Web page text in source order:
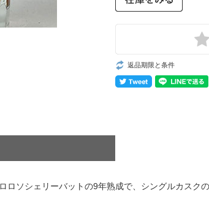
返品期限と条件
ロソシェリーバットの9年熟成で、シングルカスク